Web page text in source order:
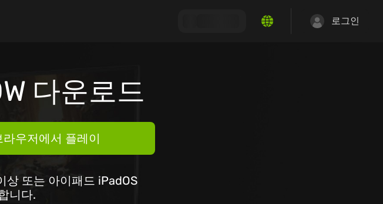
로그인
다운로드
라우저에서 플레이
상 또는 아이패드 iPadOS
니다.